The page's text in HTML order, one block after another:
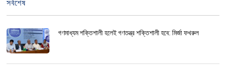
সর্বশেষ
গণমাধ্যম শক্তিশালী হলেই গণতন্ত্র শক্তিশালী হবে: মির্জা ফখরুল